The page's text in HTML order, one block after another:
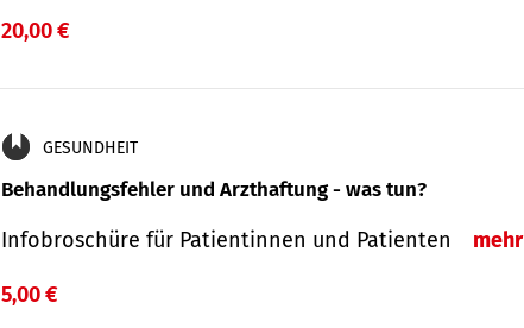
20,00 €
GESUNDHEIT
Behandlungsfehler und Arzthaftung - was tun?
Infobroschüre für Patientinnen und Patienten mehr
5,00 €